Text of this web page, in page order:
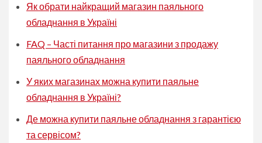
Як обрати найкращий магазин паяльного
обладнання в Україні
FAQ – Часті питання про магазини з продажу
паяльного обладнання
У яких магазинах можна купити паяльне
обладнання в Україні?
Де можна купити паяльне обладнання з гарантією
та сервісом?